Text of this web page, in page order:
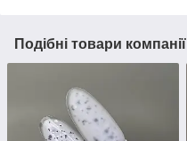
Подібні товари компанії